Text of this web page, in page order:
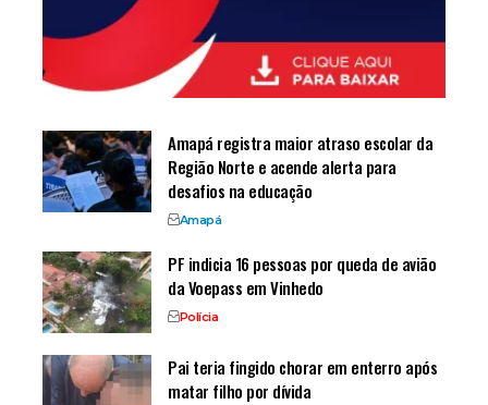
Amapá registra maior atraso escolar da
Região Norte e acende alerta para
desafios na educação
Amapá
PF indicia 16 pessoas por queda de avião
da Voepass em Vinhedo
Polícia
Pai teria fingido chorar em enterro após
matar filho por dívida